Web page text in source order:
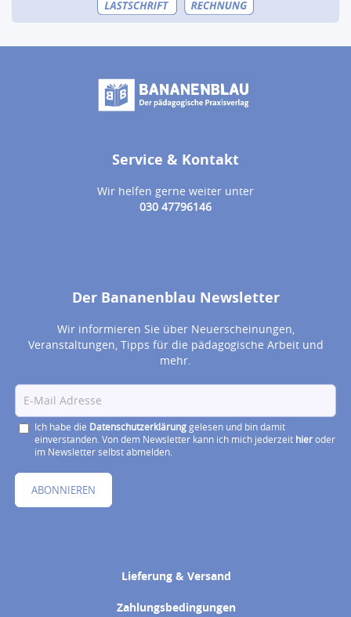
Service & Kontakt
Wir helfen gerne weiter unter
030 47796146
Der Bananenblau Newsletter
Wir informieren Sie über Neuerscheinungen,
Veranstaltungen, Tipps für die pädagogische Arbeit und
mehr.
Ich habe die Datenschutzerklärunggelesen und bin damit
einverstanden. Von dem Newsletter kann ich mich jederzeit hieroder
im Newsletter selbst abmelden.
ABONNIEREN
Lieferung & Versand
Zahlungsbedingungen